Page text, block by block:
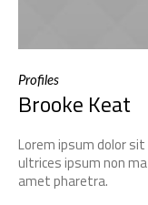
Profiles
Brooke Keat
Lorem ipsum dolor
ultrices ipsum non
amet pharetra.